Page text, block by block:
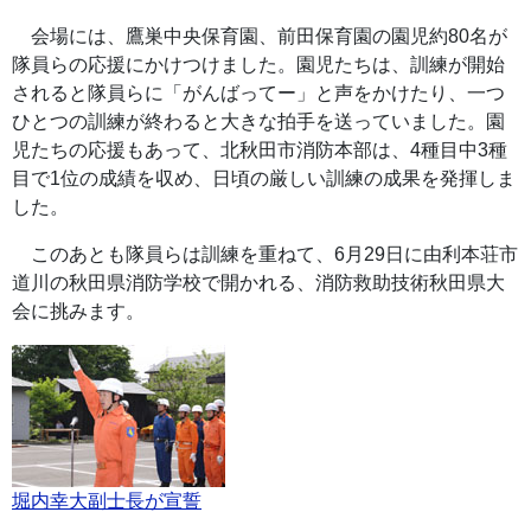
会場には、鷹巣中央保育園、前田保育園の園児約80名が
隊員らの応援にかけつけました。園児たちは、訓練が開始
されると隊員らに「がんばってー」と声をかけたり、一つ
ひとつの訓練が終わると大きな拍手を送っていました。園
児たちの応援もあって、北秋田市消防本部は、4種目中3種
目で1位の成績を収め、日頃の厳しい訓練の成果を発揮しま
した。
このあとも隊員らは訓練を重ねて、6月29日に由利本荘市
道川の秋田県消防学校で開かれる、消防救助技術秋田県大
会に挑みます。
堀内幸大副士長が宣誓